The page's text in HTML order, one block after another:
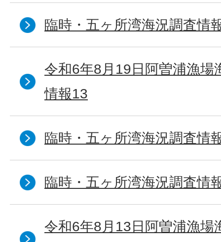
臨時・五ヶ所湾海況調査情
令和6年8月19日阿曽浦漁場
情報13
臨時・五ヶ所湾海況調査情
臨時・五ヶ所湾海況調査情
令和6年8月13日阿曽浦漁場